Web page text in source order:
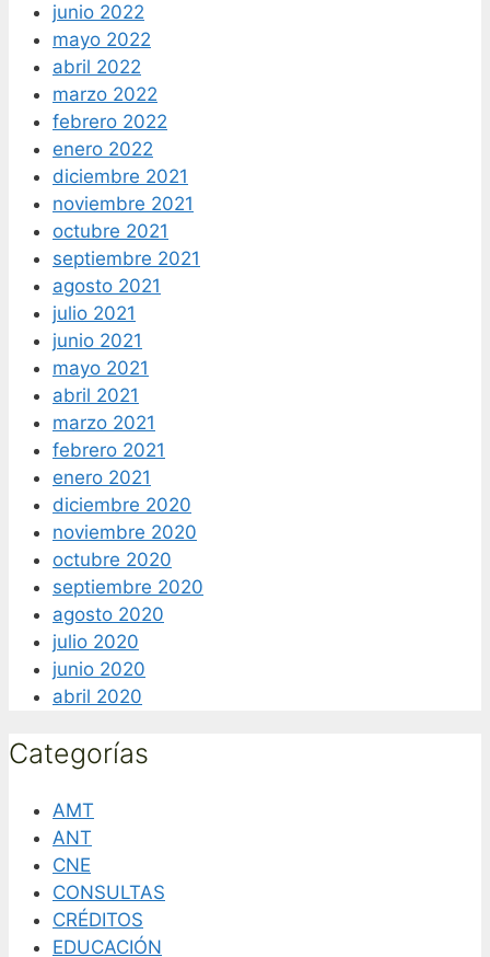
junio 2022
mayo 2022
abril 2022
marzo 2022
febrero 2022
enero 2022
diciembre 2021
noviembre 2021
octubre 2021
septiembre 2021
agosto 2021
julio 2021
junio 2021
mayo 2021
abril 2021
marzo 2021
febrero 2021
enero 2021
diciembre 2020
noviembre 2020
octubre 2020
septiembre 2020
agosto 2020
julio 2020
junio 2020
abril 2020
Categorías
AMT
ANT
CNE
CONSULTAS
CRÉDITOS
EDUCACIÓN